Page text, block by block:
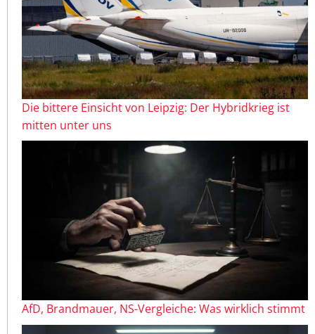
Die bittere Einsicht von Leipzig: Der Hybridkrieg ist
mitten unter uns
AfD, Brandmauer, NS-Vergleiche: Was wirklich stimmt